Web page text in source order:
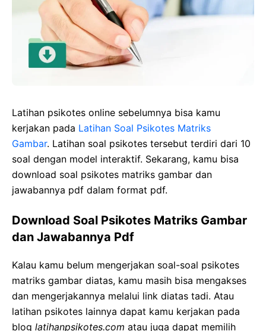
Latihan psikotes online sebelumnya bisa kamu
kerjakan pada Latihan Soal Psikotes Matriks
Gambar. Latihan soal psikotes tersebut terdiri dari 10
soal dengan model interaktif. Sekarang, kamu bisa
download soal psikotes matriks gambar dan
jawabannya pdf dalam format pdf.
Download Soal Psikotes Matriks Gambar
dan Jawabannya Pdf
Kalau kamu belum mengerjakan soal-soal psikotes
matriks gambar diatas, kamu masih bisa mengakses
dan mengerjakannya melalui link diatas tadi. Atau
latihan psikotes lainnya dapat kamu kerjakan pada
blog latihanpsikotes.com atau juga dapat memilih